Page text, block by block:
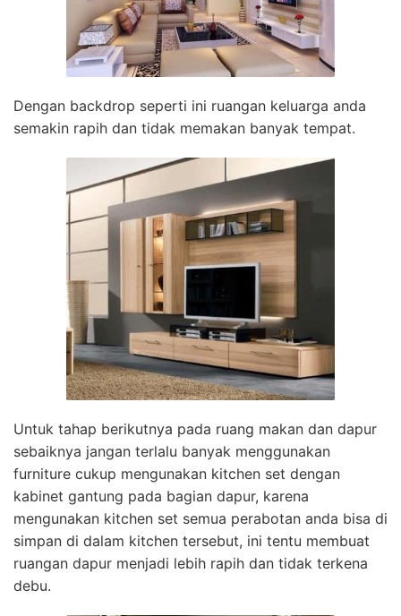
Dengan backdrop seperti ini ruangan keluarga anda
semakin rapih dan tidak memakan banyak tempat.
Untuk tahap berikutnya pada ruang makan dan dapur
sebaiknya jangan terlalu banyak menggunakan
furniture cukup mengunakan kitchen set dengan
kabinet gantung pada bagian dapur, karena
mengunakan kitchen set semua perabotan anda bisa di
simpan di dalam kitchen tersebut, ini tentu membuat
ruangan dapur menjadi lebih rapih dan tidak terkena
debu.